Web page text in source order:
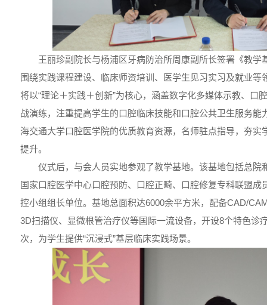
王丽珍副院长与杨浦区牙病防治所周康副所长签署《教学
围绕实践课程建设、临床师资培训、医学生见习实习及就业等
将以“理论＋实践＋创新”为核心，涵盖数字化多媒体示教、口
战演练，注重提高学生的口腔临床技能和口腔公共卫生服务能
海交通大学口腔医学院的优质教育资源，名师驻点指导，夯实
提升。
仪式后，与会人员实地参观了教学基地。该基地包括总院
国家口腔医学中心口腔预防、口腔正畸、口腔修复专科联盟成
控小组组长单位。基地总面积达6000余平方米，配备CAD/
3D扫描仪、显微根管治疗仪等国际一流设备，开设8个特色诊
次，为学生提供“沉浸式”基层临床实践场景。